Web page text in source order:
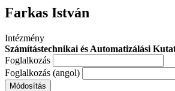
Farkas István
Intézmény
Számítástechnikai és Automatizálási
Foglalkozás
Foglalkozás (angol)
Módosítás